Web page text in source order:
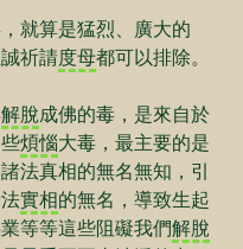
就算是猛烈、廣大的
祈請度母都可以排除。
解脫成佛的毒，是來自於
煩惱大毒，最主要的是
法真相的無名無知，引
實相的無名，導致生起
等等這些阻礙我們解脫